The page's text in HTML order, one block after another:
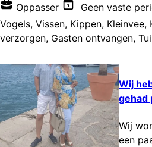
Oppasser Geen vaste
Vogels, Vissen, Kippen, Kleinvee,
verzorgen, Gasten ontvangen,
Wij
gehad
Wij
een